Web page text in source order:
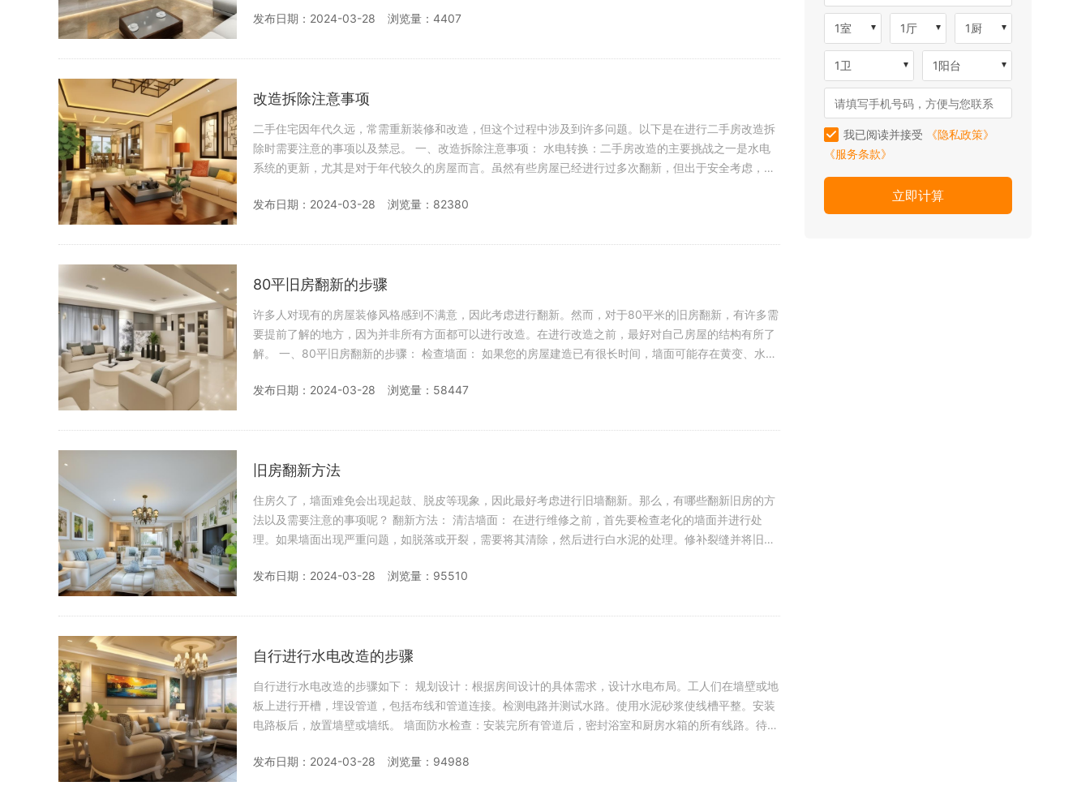
发布日期：2024-03-28
浏览量：4407
改造拆除注意事项
二手住宅因年代久远，常需重新装修和改造，但这个过程中涉及到许多问题。以下是在进行二手房改造拆
除时需要注意的事项以及禁忌。 一、改造拆除注意事项： 水电转换：二手房改造的主要挑战之一是水电
系统的更新，尤其是对于年代较久的房屋而言。虽然有些房屋已经进行过多次翻新，但出于安全考虑，人
发布日期：2024-03-28
浏览量：82380
80平旧房翻新的步骤
许多人对现有的房屋装修风格感到不满意，因此考虑进行翻新。然而，对于80平米的旧房翻新，有许多需
要提前了解的地方，因为并非所有方面都可以进行改造。在进行改造之前，最好对自己房屋的结构有所了
解。 一、80平旧房翻新的步骤： 检查墙面： 如果您的房屋建造已有很长时间，墙面可能存在黄变、水渗
发布日期：2024-03-28
浏览量：58447
旧房翻新方法
住房久了，墙面难免会出现起鼓、脱皮等现象，因此最好考虑进行旧墙翻新。那么，有哪些翻新旧房的方
法以及需要注意的事项呢？ 翻新方法： 清洁墙面： 在进行维修之前，首先要检查老化的墙面并进行处
理。如果墙面出现严重问题，如脱落或开裂，需要将其清除，然后进行白水泥的处理。修补裂缝并将旧漆
发布日期：2024-03-28
浏览量：95510
自行进行水电改造的步骤
自行进行水电改造的步骤如下： 规划设计：根据房间设计的具体需求，设计水电布局。工人们在墙壁或地
板上进行开槽，埋设管道，包括布线和管道连接。检测电路并测试水路。使用水泥砂浆使线槽平整。安装
电路板后，放置墙壁或墙纸。 墙面防水检查：安装完所有管道后，密封浴室和厨房水箱的所有线路。待沙
发布日期：2024-03-28
浏览量：94988
1室 1厅 1厨
1卫 1阳台
我已阅读并接受
《隐私政策》
《服务条款》